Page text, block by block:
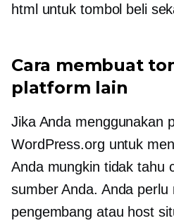
html untuk tombol beli
Cara membuat
platform lain
Jika Anda menggunakan
WordPress.org untuk
Anda mungkin tidak tahu
sumber Anda. Anda perlu
pengembang atau host